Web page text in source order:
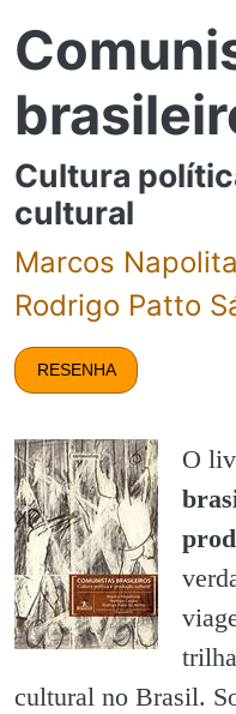
Cultura
cultural
Marcos
Rodrigo Patto
RESENHA
O
cultural no Brasil.